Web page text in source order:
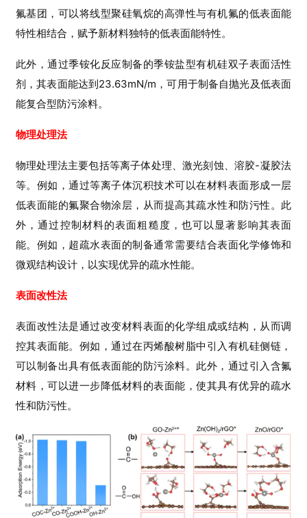
A
S
P
专
计
算
训
测
干
货
刊
解
读
学
术
招
免
费
资
氟基团，可以将线型聚硅氧烷的高弹性与有机氟的低表面能
特性相结合，赋予新材料独特的低表面能特性。
此外，通过季铵化反应制备的季铵盐型有机硅双子表面活性
剂，其表面能达到23.63mN/m，可用于制备自抛光及低表面
能复合型防污涂料。
物理处理法
物理处理法主要包括等离子体处理、激光刻蚀、溶胶-凝胶法
等。例如，通过等离子体沉积技术可以在材料表面形成一层
低表面能的氟聚合物涂层，从而提高其疏水性和防污性。此
外，通过控制材料的表面粗糙度，也可以显著影响其表面
能。例如，超疏水表面的制备通常需要结合表面化学修饰和
微观结构设计，以实现优异的疏水性能。
表面改性法
表面改性法是通过改变材料表面的化学组成或结构，从而调
控其表面能。例如，通过在丙烯酸树脂中引入有机硅侧链，
可以制备出具有低表面能的防污涂料。此外，通过引入含氟
材料，可以进一步降低材料的表面能，使其具有优异的疏水
性和防污性。